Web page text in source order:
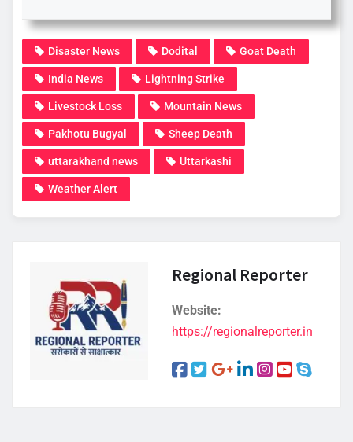
Disaster News Dodital Goat Death
India News Lightning Strike
Livestock Loss Mountain News
Pakhotu Bugyal Sheep Death
uttarakhand news Uttarkashi
Weather Alert
Regional Reporter
Website:
https://regionalreporter.in